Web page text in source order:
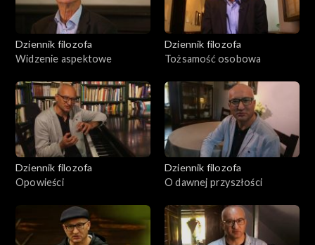
Dziennik filozofa
Widzenie aspektowe
Dziennik filozofa
Tożsamość osobowa
Dziennik filozofa
Opowieści
Dziennik filozofa
O dawnej przyszłości